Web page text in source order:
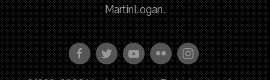
MartinLogan.